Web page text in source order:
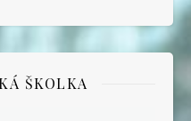
ŠKOLKA